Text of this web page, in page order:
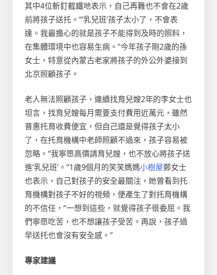
其中4位斬釘截鐵地表示，自己再難也不會在2歲
前將孩子送托。“‘乳兒班’孩子太小了，不會表
達。我最擔心的就是孩子不能得到及時的照料，
在集體環境中也容易生病。”今年孩子剛2歲的孫
女士，特意從內蒙古老家將孩子的外公外婆接到
北京照顧孩子。
老人無法照顧孩子，連續找育兒嫂2年的李女士也
坦言，找育兒嫂每月需要支付費用近萬元，雖然
普惠托育收費便宜，但自己還是覺得孩子太小
了，在托育機構中老師照顧不過來，孩子容易被
忽略。“我寧愿高價請育兒嫂，也不放心將孩子送
進‘乳兒班’。”1歲9個月的笑笑媽媽小樹屋鄭女士
也表示，自己對孩子的安全最關注，她曾看到托
育機構對孩子不好的視頻，便產生了對托育機構
的不信任，“一想到這些，就覺得孩子很委屈。我
們寧愿吃苦，也不想讓孩子受苦。再說，孩子過
早送托也會沒有安全感。”
專家建議